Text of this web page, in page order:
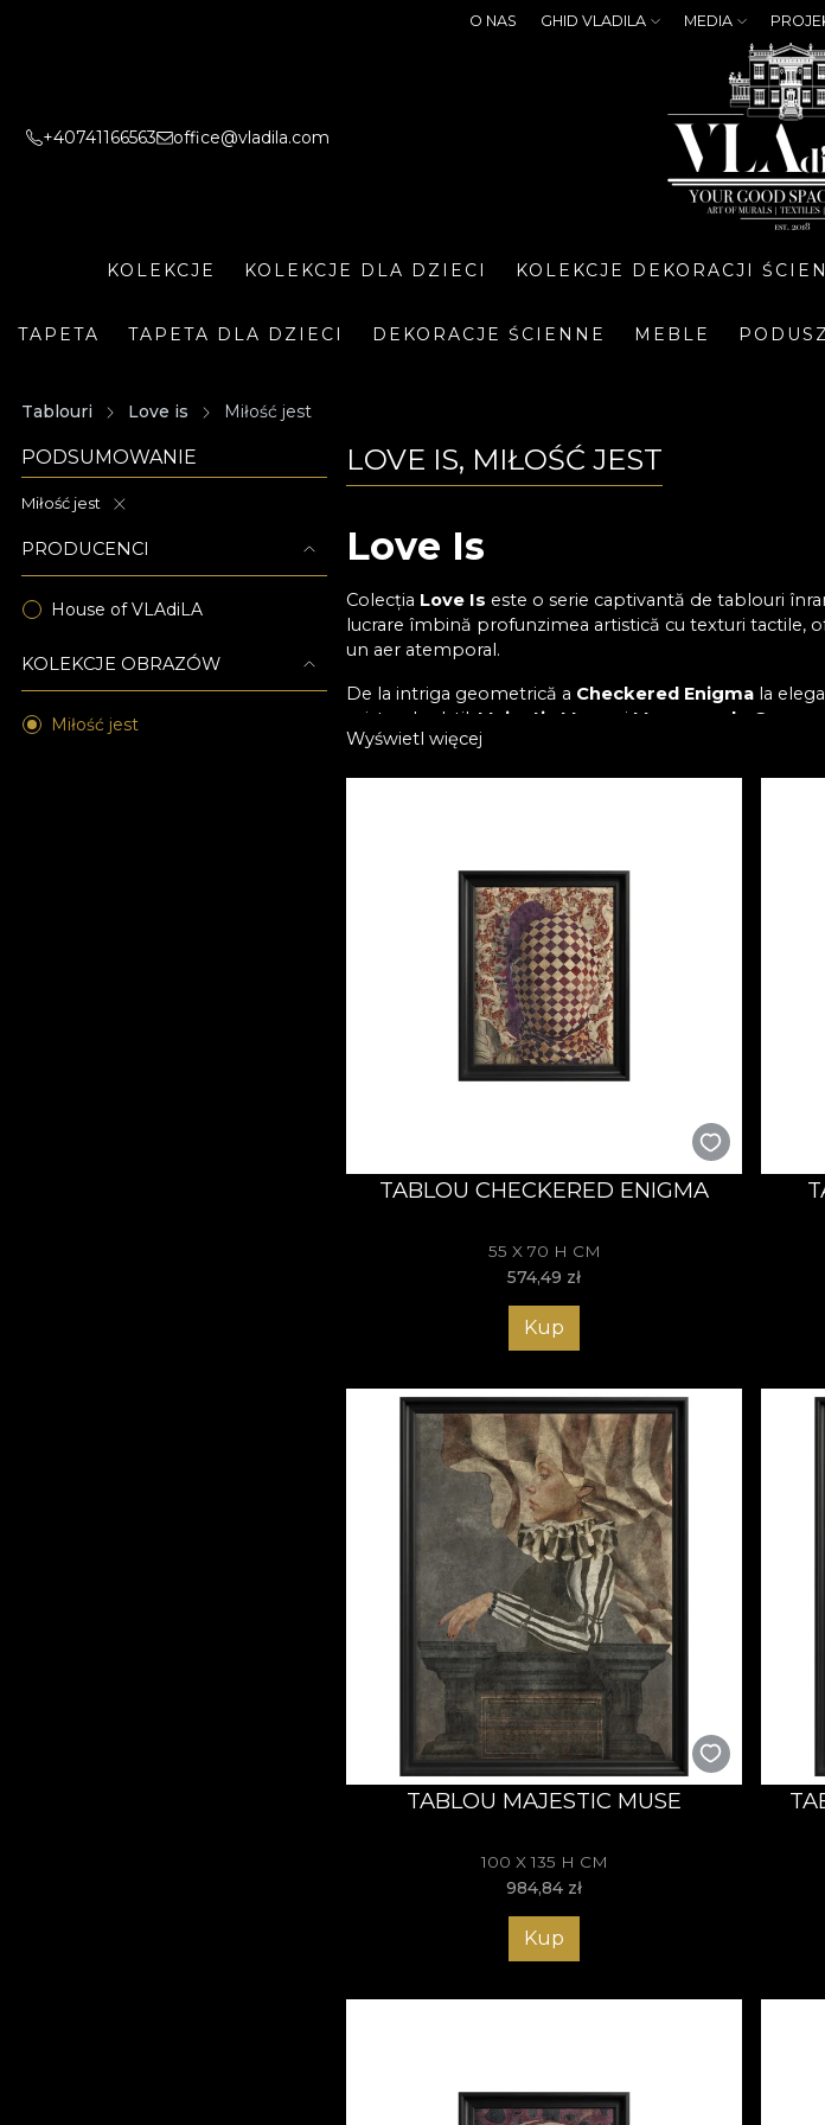
O NAS GHID VLADILA MEDIA
+40741166563 office@vladila.com
KOLEKCJE KOLEKCJE DLA DZIECI KOLEKCJE DEKORACJI
TAPETA TAPETA DLA DZIECI DEKORACJE ŚCIENNE MEBLE
Tablouri Love is Miłość jest
PODSUMOWANIE
Miłość jest
PRODUCENCI
House of VLAdiLA
KOLEKCJE OBRAZÓW
Miłość jest
LOVE IS, MIŁOŚĆ JEST
Love Is
Colecția Love Is este o serie captivantă de tablouri
lucrare îmbină profunzimea artistică cu texturi tactile,
un aer atemporal.
De la intriga geometrică a Checkered Enigma la
misterul subtil. Majestic Muse și Masquerade Grace
transmit o serenitate onirică.
Wyświetl więcej
TABLOU CHECKERED ENIGMA
55 X 70 H CM
574,49 zł
Kup
TABLOU MAJESTIC MUSE
100 X 135 H CM
984,84 zł
Kup